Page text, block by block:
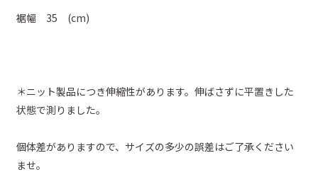
裾幅 35 (cm)
＊ニット製品につき伸縮性があります。伸ばさずに平置きした
状態で測りました。
個体差がありますので、サイズの多少の誤差はご了承ください
ませ。